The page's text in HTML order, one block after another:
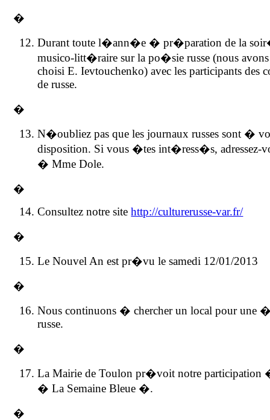
�
Durant toute l�ann�e � pr�paration de la
musico-litt�raire sur la po�sie russe (nous avons
choisi E. Ievtouchenko) avec les participants des
de russe.
�
N�oubliez pas que les journaux russes sont �
disposition. Si vous �tes int�ress�s, adressez-
� Mme Dole.
�
Consultez notre sitehttp://culturerusse-var.fr/
�
Le Nouvel An est pr�vu le samedi 12/01/2013
�
Nous continuons � chercher un local pour une
russe.
�
La Mairie de Toulon pr�voit notre participation
� La Semaine Bleue �.
�